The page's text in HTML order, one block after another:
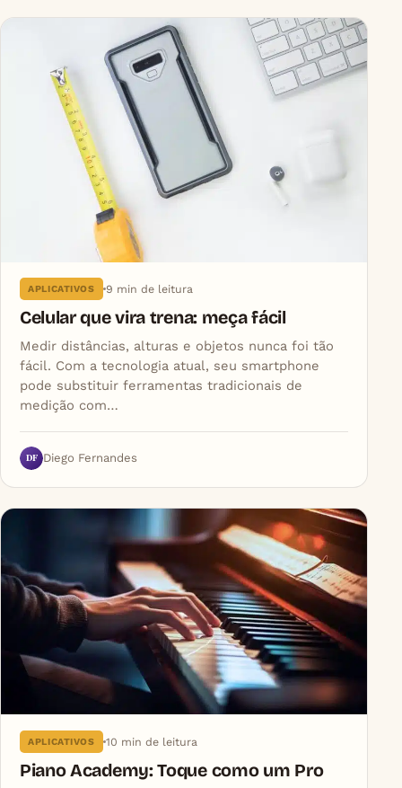
APLICATIVOS 9 min de leitura
Celular que vira trena: meça fácil
Medir distâncias, alturas e objetos nunca foi tão
fácil. Com a tecnologia atual, seu smartphone
pode substituir ferramentas tradicionais de
medição com…
DF Diego Fernandes
APLICATIVOS 10 min de leitura
Piano Academy: Toque como um Pro